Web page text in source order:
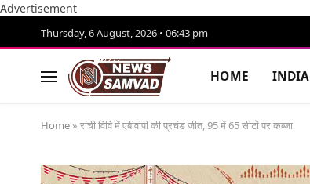
Advertisement
Thursday, 6 August, 2026 • 06:43 pm
HOME INDIA
Home » रांची विवि में एबीवीपी की प्रचंड जीत, 95 में 65 सीटों पर कब्जा